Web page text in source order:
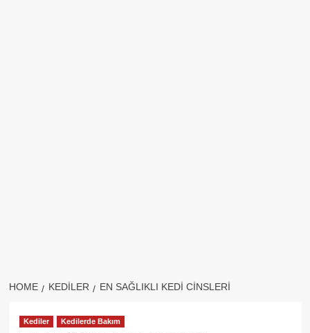
HOME KEDILER EN SAĞLIKLI KEDI CINSLERI
Kediler Kedilerde Bakım